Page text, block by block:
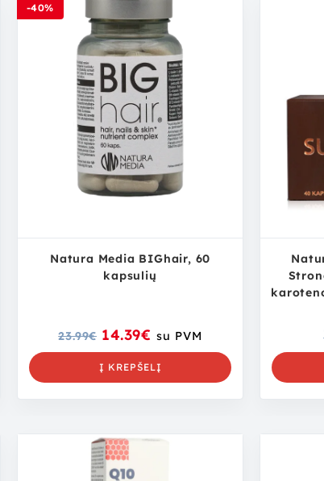
-40%
Natura Media BIGhair, 60
kapsulių
23.99€ 14.39€ su PVM
Į KREPŠELĮ